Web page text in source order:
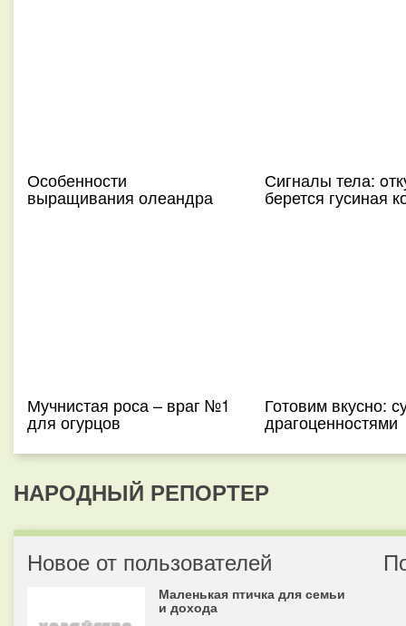
Особенности
выращивания олеандра
Сигналы тела:
берется гусиная
Мучнистая роса – враг №1
для огурцов
Готовим вкусно:
драгоценностями
НАРОДНЫЙ РЕПОРТЕР
Новое от пользователей
Маленькая птичка для семьи
и дохода